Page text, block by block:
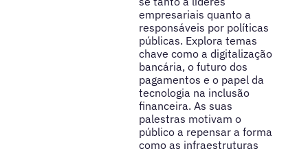
empresariais quanto a
responsáveis por políticas
públicas. Explora temas
chave como a digitalização
bancária, o futuro dos
pagamentos e o papel da
tecnologia na inclusão
financeira. As suas
palestras motivam o
público a repensar a forma
como as infraestruturas